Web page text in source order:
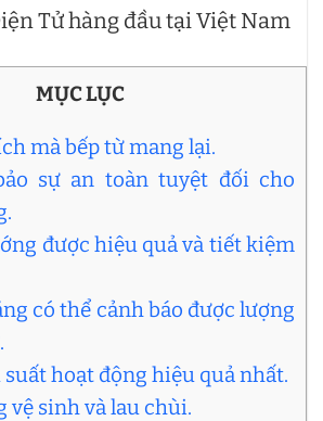
Tử hàng đầu tại Việt Nam
MỤC LỤC
mà bếp từ mang lại.
sự an toàn tuyệt đối cho
được hiệu quả và tiết kiệm
có thể cảnh báo được lượng
suất hoạt động hiệu quả nhất.
vệ sinh và lau chùi.